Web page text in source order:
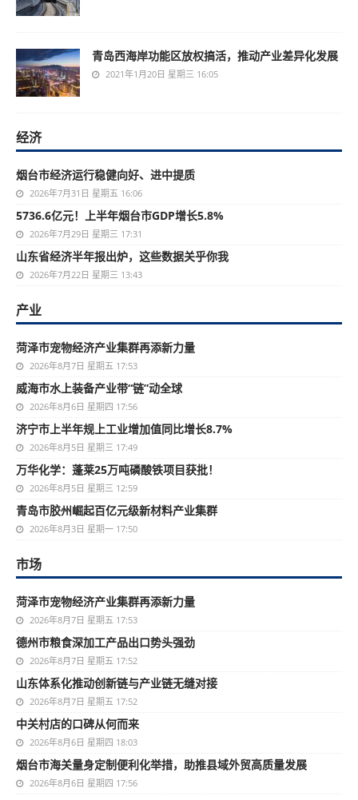
青岛西海岸功能区放权搞活，推动产业差异化发展
2021年1月20日 星期三 16:05
经济
烟台市经济运行稳健向好、进中提质
2026年7月31日 星期五 16:06
5736.6亿元！上半年烟台市GDP增长5.8%
2026年7月29日 星期三 17:31
山东省经济半年报出炉，这些数据关乎你我
2026年7月22日 星期三 13:43
产业
菏泽市宠物经济产业集群再添新力量
2026年8月7日 星期五 17:53
威海市水上装备产业带“链”动全球
2026年8月6日 星期四 17:56
济宁市上半年规上工业增加值同比增长8.7%
2026年8月5日 星期三 17:49
万华化学：蓬莱25万吨磷酸铁项目获批！
2026年8月5日 星期三 12:59
青岛市胶州崛起百亿元级新材料产业集群
2026年8月3日 星期一 17:50
市场
菏泽市宠物经济产业集群再添新力量
2026年8月7日 星期五 17:53
德州市粮食深加工产品出口势头强劲
2026年8月7日 星期五 17:52
山东体系化推动创新链与产业链无缝对接
2026年8月7日 星期五 17:52
中关村店的口碑从何而来
2026年8月6日 星期四 18:03
烟台市海关量身定制便利化举措，助推县域外贸高质量发展
2026年8月6日 星期四 17:56